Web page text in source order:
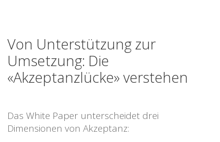
Von Unterstützung zur
Umsetzung: Die
«Akzeptanzlücke» verstehen
Das White Paper unterscheidet drei
Dimensionen von Akzeptanz: